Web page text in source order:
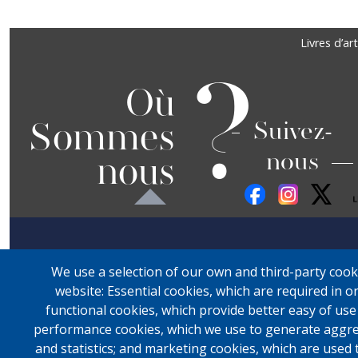
Livres d’art
Où
Sommes
nous ?Suivez-
nous
We use a selection of our own and third-party
website: Essential cookies, which are required in
functional cookies, which provide better easy of
performance cookies, which we use to generate
and statistics; and marketing cookies, which are